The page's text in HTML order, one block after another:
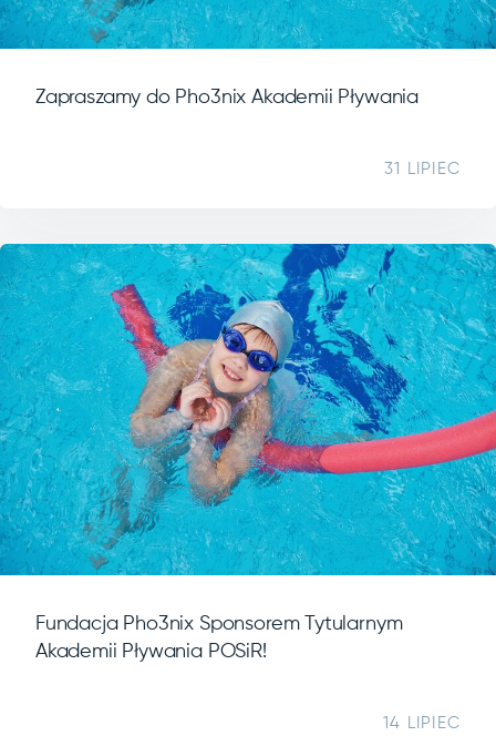
Zapraszamy do Pho3nix Akademii Pływania
31 LIPIEC
Fundacja Pho3nix Sponsorem Tytularnym
Akademii Pływania POSiR!
14 LIPIEC